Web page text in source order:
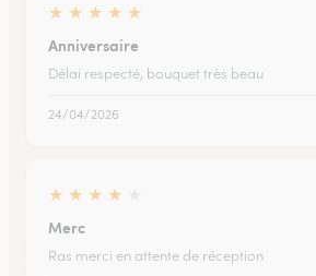
★ ★ ★ ★ ★
Anniversaire
Délai respecté, bouquet très beau
24/04/2026
★ ★ ★ ★
Merc
Ras merci en attente de réception